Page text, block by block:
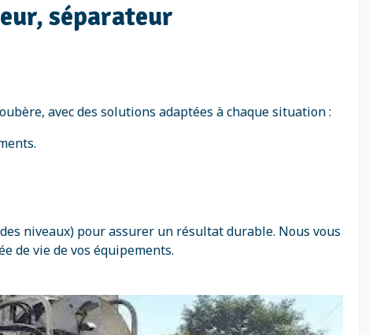
séparateur
avec des solutions adaptées à chaque situation :
niveaux) pour assurer un résultat durable. Nous vous
de vie de vos équipements.